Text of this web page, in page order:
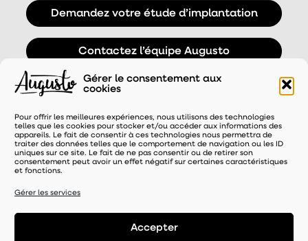
Gérer le consentement aux
cookies
Pour offrir les meilleures expériences, nous utilisons des technologies
telles que les cookies pour stocker et/ou accéder aux informations des
appareils. Le fait de consentir à ces technologies nous permettra de
traiter des données telles que le comportement de navigation ou les ID
uniques sur ce site. Le fait de ne pas consentir ou de retirer son
consentement peut avoir un effet négatif sur certaines caractéristiques
et fonctions.
Gérer les services
Accepter
Demandez votre étude d’implantation
Contactez l’équipe Augusto